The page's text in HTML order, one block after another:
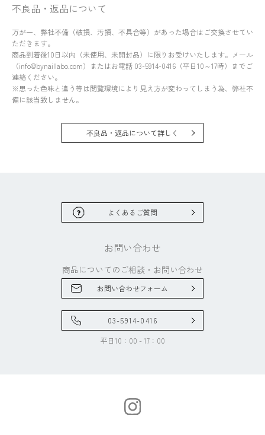
不良品・返品について
万が一、弊社不備（破損、汚損、不具合等）があった場合はご交換させてい
ただきます。
商品到着後10日以内（未使用、未開封品）に限りお受けいたします。メール
（info@bynaillabo.com）またはお電話 03-5914-0416（平日10～17時）までご
連絡ください。
※思った色味と違う等は閲覧環境により見え方が変わってしまう為、弊社不
備に該当致しません。
不良品・返品について詳しく
よくあるご質問
お問い合わせ
商品についてのご相談・ お問い合わせ
お問い合わせフォーム
03-5914-0416
平日10：00 - 17：00